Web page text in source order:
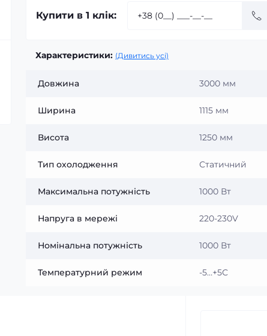
Купити в 1 клік:
Характеристики: (Дивитись усі)
Довжина 3000 мм
Ширина 1115 мм
Висота 1250 мм
Тип охолодження Статичний
Максимальна потужність 1000 Вт
Напруга в мережі 220-230V
Номінальна потужність 1000 Вт
Температурний режим -5…+5С